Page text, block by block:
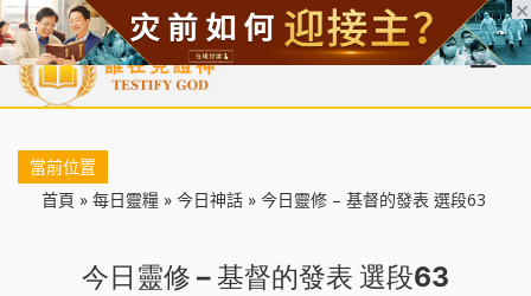
首頁 每日靈糧 天國福音 基督徒見證 信仰解答 聖經
當前位置
首頁 » 每日靈糧 » 今日神話 » 今日靈修 – 基督的發表 選段63
今日靈修 – 基督的發表 選段63